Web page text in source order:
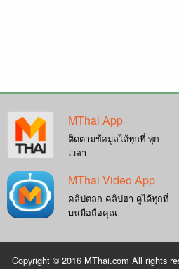
MThai App
ติดตามข้อมูลได้ทุกที่ ทุก
เวลา
MThai Video App
คลิปตลก คลิปฮา ดูได้ทุกที่
บนมือถือคุณ
Copyright © 2016 MThai.com All rights